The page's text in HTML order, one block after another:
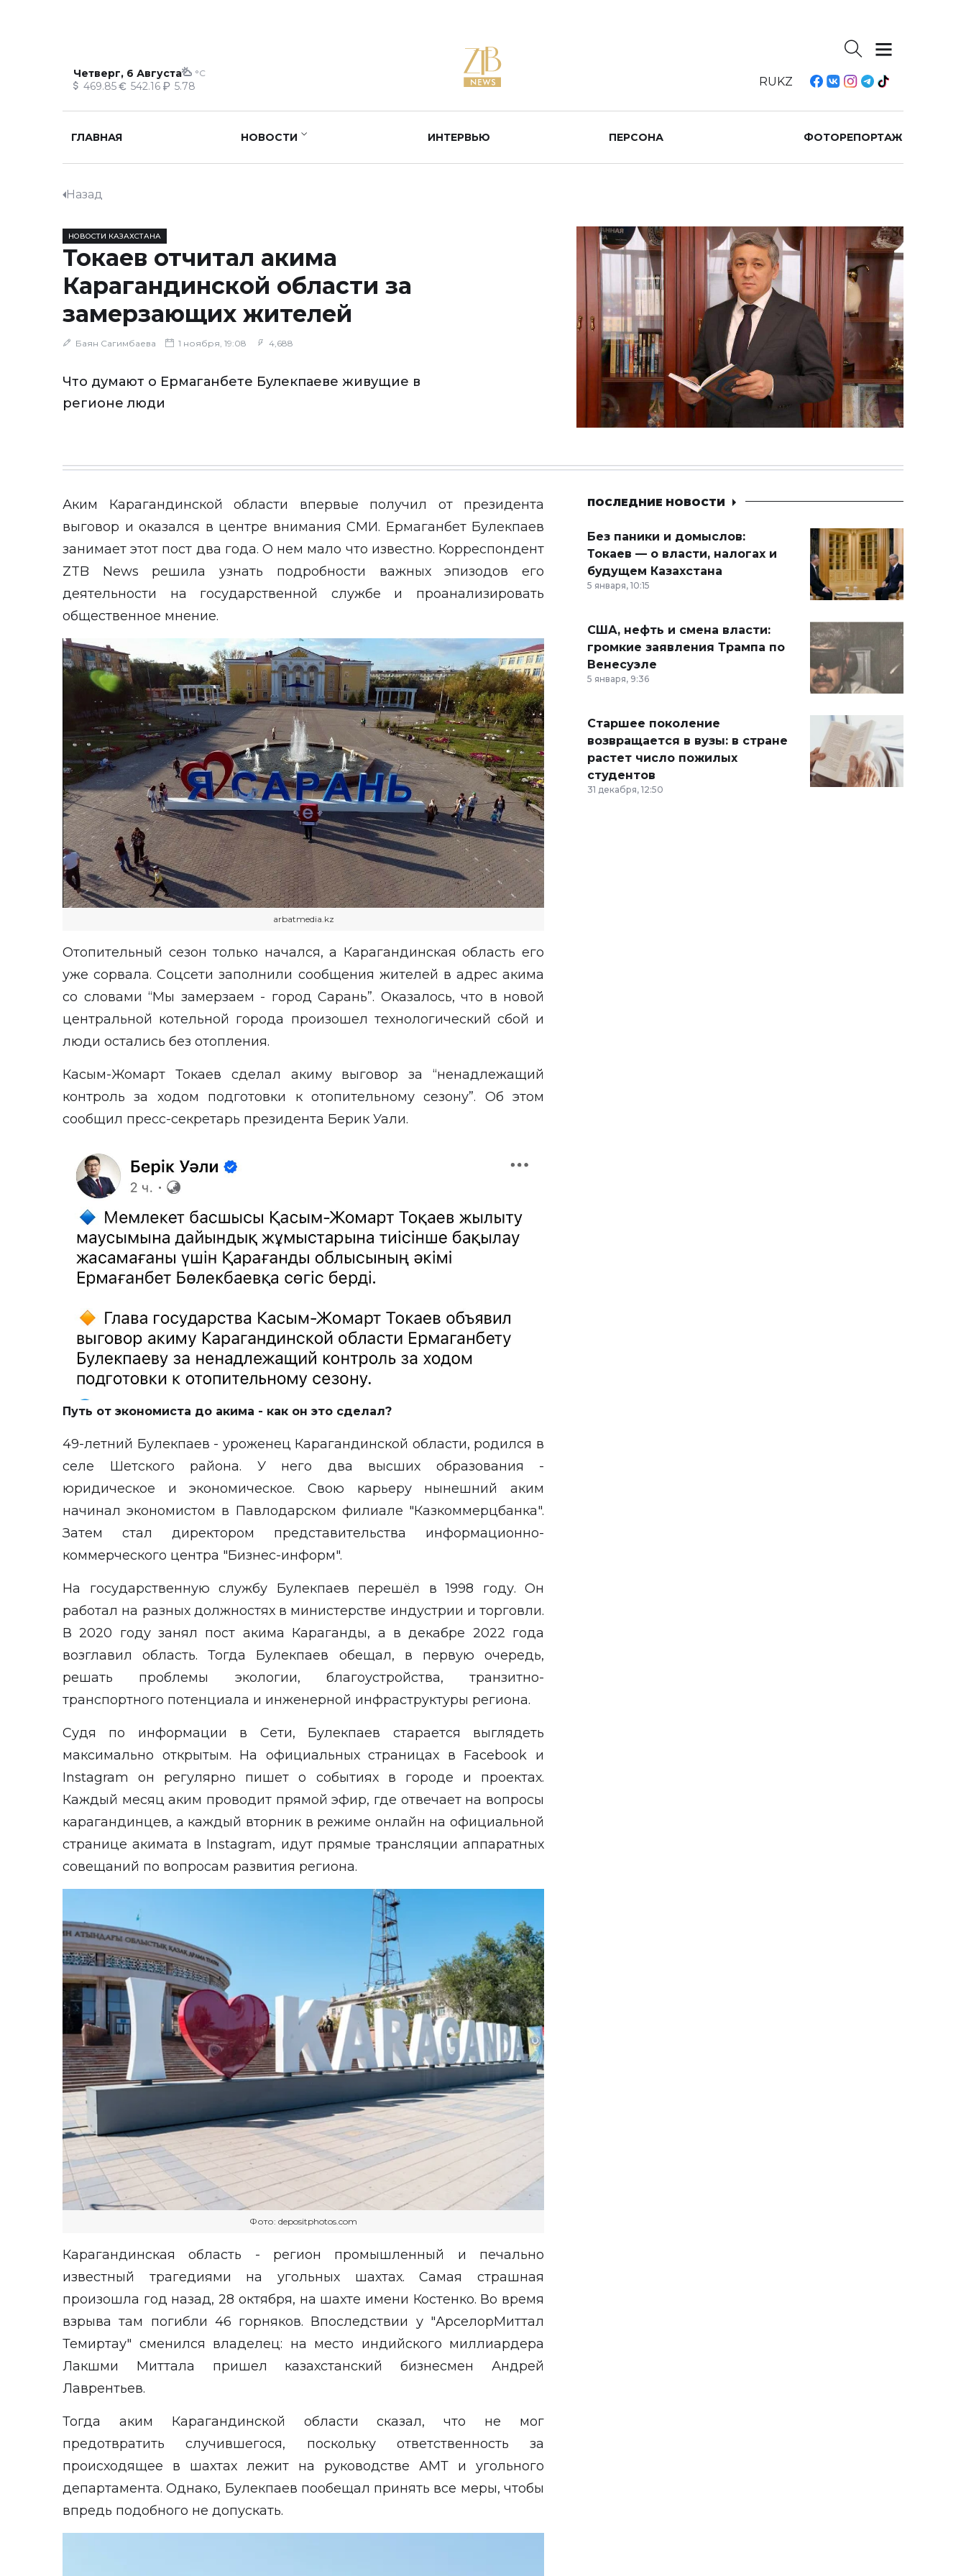
Четверг, 6 Августа °C
469.85 542.16 5.78 RUKZ
ГЛАВНАЯ НОВОСТИ ИНТЕРВЬЮ ПЕРСОНА ФОТОРЕПОРТАЖ
Назад
НОВОСТИ КАЗАХСТАНА
Токаев отчитал акима
Карагандинской области за
замерзающих жителей
Баян Сагимбаева 1 ноября, 19:08 4,688
Что думают о Ермаганбете Булекпаеве живущие в
регионе люди
Аким Карагандинской области впервые получил от президента
выговор и оказался в центре внимания СМИ. Ермаганбет Булекпаев
занимает этот пост два года. О нем мало что известно. Корреспондент
ZTB News решила узнать подробности важных эпизодов его
деятельности на государственной службе и проанализировать
общественное мнение.
arbatmedia.kz
Отопительный сезон только начался, а Карагандинская область его
уже сорвала. Соцсети заполнили сообщения жителей в адрес акима
со словами “Мы замерзаем - город Сарань”. Оказалось, что в новой
центральной котельной города произошел технологический сбой и
люди остались без отопления.
Касым-Жомарт Токаев сделал акиму выговор за “ненадлежащий
контроль за ходом подготовки к отопительному сезону”. Об этом
сообщил пресс-секретарь президента Берик Уали.
Путь от экономиста до акима - как он это сделал?
49-летний Булекпаев - уроженец Карагандинской области, родился в
селе Шетского района. У него два высших образования -
юридическое и экономическое. Свою карьеру нынешний аким
начинал экономистом в Павлодарском филиале "Казкоммерцбанка".
Затем стал директором представительства информационно-
коммерческого центра "Бизнес-информ".
На государственную службу Булекпаев перешёл в 1998 году. Он
работал на разных должностях в министерстве индустрии и торговли.
В 2020 году занял пост акима Караганды, а в декабре 2022 года
возглавил область. Тогда Булекпаев обещал, в первую очередь,
решать проблемы экологии, благоустройства, транзитно-
транспортного потенциала и инженерной инфраструктуры региона.
Судя по информации в Сети, Булекпаев старается выглядеть
максимально открытым. На официальных страницах в Facebook и
Instagram он регулярно пишет о событиях в городе и проектах.
Каждый месяц аким проводит прямой эфир, где отвечает на вопросы
карагандинцев, а каждый вторник в режиме онлайн на официальной
странице акимата в Instagram, идут прямые трансляции аппаратных
совещаний по вопросам развития региона.
Фото: depositphotos.com
Карагандинская область - регион промышленный и печально
известный трагедиями на угольных шахтах. Самая страшная
произошла год назад, 28 октября, на шахте имени Костенко. Во время
взрыва там погибли 46 горняков. Впоследствии у "АрселорМиттал
Темиртау" сменился владелец: на место индийского миллиардера
Лакшми Миттала пришел казахстанский бизнесмен Андрей
Лаврентьев.
Тогда аким Карагандинской области сказал, что не мог
предотвратить случившегося, поскольку ответственность за
происходящее в шахтах лежит на руководстве АМТ и угольного
департамента. Однако, Булекпаев пообещал принять все меры, чтобы
впредь подобного не допускать.
ПОСЛЕДНИЕ НОВОСТИ
Без паники и домыслов:
Токаев — о власти, налогах и
будущем Казахстана
5 января, 10:15
США, нефть и смена власти:
громкие заявления Трампа по
Венесуэле
5 января, 9:36
Старшее поколение
возвращается в вузы: в стране
растет число пожилых
студентов
31 декабря, 12:50